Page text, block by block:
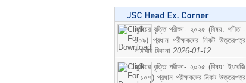
জুনিয়র বৃত্তি পরীক্ষা- ২০২৫ (বিষয়: গণিত -
১০৯) প্রধান পরীক্ষকদের নিকট উত্তরপত্র
পাঠাবার ঠিকানা 2026-01-12
জুনিয়র বৃত্তি পরীক্ষা- ২০২৫ (বিষয়: ইংরেজি
- ১০৭) প্রধান পরীক্ষকদের নিকট উত্তরপত্র